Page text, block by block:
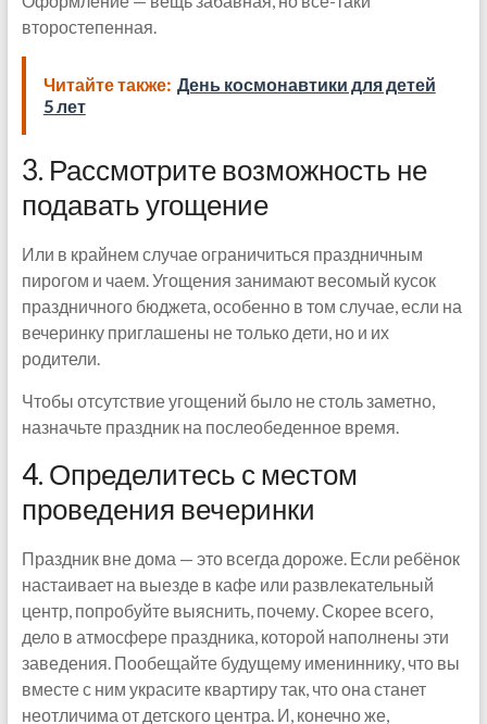
второстепенная.
Читайте также: День космонавтики для детей
5 лет
3. Рассмотрите возможность не
подавать угощение
Или в крайнем случае ограничиться праздничным
пирогом и чаем. Угощения занимают весомый кусок
праздничного бюджета, особенно в том случае, если на
вечеринку приглашены не только дети, но и их
родители.
Чтобы отсутствие угощений было не столь заметно,
назначьте праздник на послеобеденное время.
4. Определитесь с местом
проведения вечеринки
Праздник вне дома — это всегда дороже. Если ребёнок
настаивает на выезде в кафе или развлекательный
центр, попробуйте выяснить, почему. Скорее всего,
дело в атмосфере праздника, которой наполнены эти
заведения. Пообещайте будущему имениннику, что вы
вместе с ним украсите квартиру так, что она станет
неотличима от детского центра. И, конечно же,